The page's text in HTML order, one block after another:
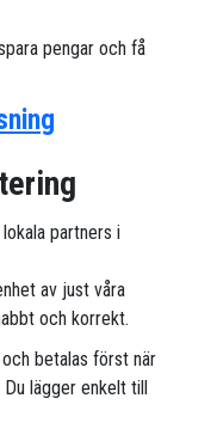
pengar och få
partners i
av just våra
och korrekt.
betalas först när
lägger enkelt till